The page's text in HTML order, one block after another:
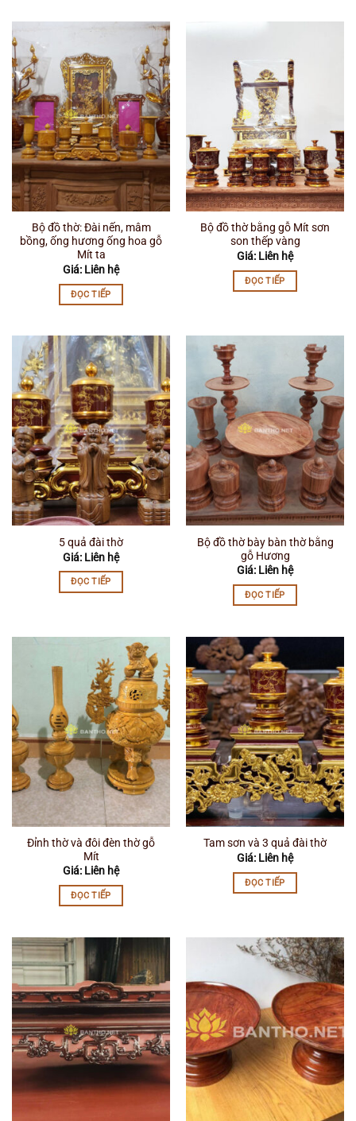
Bộ đồ thờ: Đài nến, mâm
bồng, ống hương ống hoa gỗ
Mít ta
Giá: Liên hệ
ĐỌC TIẾP
Bộ đồ thờ bằng gỗ Mít sơn
son thếp vàng
Giá: Liên hệ
ĐỌC TIẾP
5 quả đài thờ
Giá: Liên hệ
ĐỌC TIẾP
Bộ đồ thờ bày bàn thờ bằng
gỗ Hương
Giá: Liên hệ
ĐỌC TIẾP
Đỉnh thờ và đôi đèn thờ gỗ
Mít
Giá: Liên hệ
ĐỌC TIẾP
Tam sơn và 3 quả đài thờ
Giá: Liên hệ
ĐỌC TIẾP